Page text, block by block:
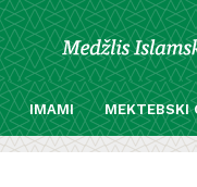
IMAMI MEKTEBSKI